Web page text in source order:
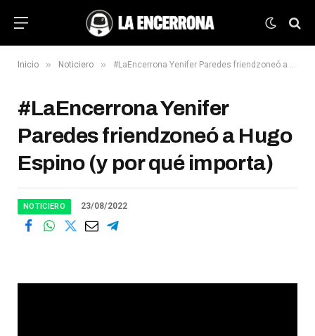
Inicio » Noticiero » #LaEncerrona Yenifer Paredes friendzoneó a Hugo Espino (y por qué importa)
#LaEncerrona Yenifer
Paredes friendzoneó a Hugo
Espino (y por qué importa)
NOTICIERO 23/08/2022